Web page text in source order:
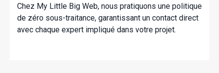
Chez My Little Big Web, nous pratiquons une politique
de zéro sous-traitance, garantissant un contact direct
avec chaque expert impliqué dans votre projet.